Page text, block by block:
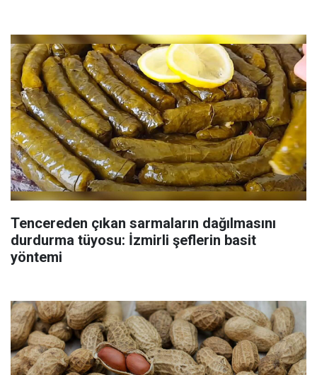
Tencereden çıkan sarmaların dağılmasını
durdurma tüyosu: İzmirli şeflerin basit
yöntemi